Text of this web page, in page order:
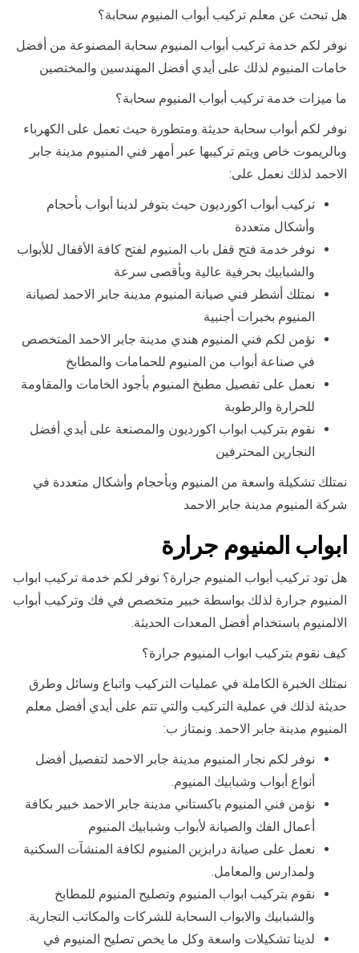
هل تبحث عن معلم تركيب أبواب المنيوم سحابة؟
نوفر لكم خدمة تركيب أبواب المنيوم سحابة المصنوعة من أفضل
خامات المنيوم لذلك على أيدي أفضل المهندسين والمختصين
ما ميزات خدمة تركيب أبواب المنيوم سحابة؟
نوفر لكم أبواب سحابة حديثة ومتطورة حيث تعمل على الكهرباء
وبالريموت خاص ويتم تركيبها عبر أمهر فني المنيوم مدينة جابر
الاحمد لذلك نعمل على:
تركيب أبواب اكورديون حيث يتوفر لدينا أبواب بأحجام
وأشكال متعددة
نوفر خدمة فتح قفل باب المنيوم لفتح كافة الأقفال للأبواب
والشبابيك بحرفية عالية وبأقصى سرعة
نمتلك أشطر فني صيانة المنيوم مدينة جابر الاحمد لصيانة
المنيوم بخبرات أجنبية
نؤمن لكم فني المنيوم هندي مدينة جابر الاحمد المتخصص
في صناعة أبواب من المنيوم للحمامات والمطابخ
نعمل على تفصيل مطبخ المنيوم بأجود الخامات والمقاومة
للحرارة والرطوبة
نقوم بتركيب ابواب اكورديون والمصنعة على أيدي أفضل
النجارين المحترفين
نمتلك تشكيلة واسعة من المنيوم وبأحجام وأشكال متعددة في
شركة المنيوم مدينة جابر الاحمد
ابواب المنيوم جرارة
هل تود تركيب أبواب المنيوم جرارة؟ نوفر لكم خدمة تركيب ابواب
المنيوم جرارة لذلك بواسطة خبير متخصص في فك وتركيب أبواب
الالمنيوم باستخدام أفضل المعدات الحديثة.
كيف نقوم بتركيب ابواب المنيوم جرارة؟
نمتلك الخبرة الكاملة في عمليات التركيب واتباع وسائل وطرق
حديثة لذلك في عملية التركيب والتي تتم على أيدي أفضل معلم
المنيوم مدينة جابر الاحمد. ونمتاز ب:
نوفر لكم نجار المنيوم مدينة جابر الاحمد لتفصيل أفضل
أنواع أبواب وشبابيك المنيوم.
نؤمن فني المنيوم باكستاني مدينة جابر الاحمد خبير بكافة
أعمال الفك والصيانة لأبواب وشبابيك المنيوم
نعمل على صيانة درابزين المنيوم لكافة المنشآت السكنية
ولمدارس والمعامل.
نقوم بتركيب ابواب المنيوم وتصليح المنيوم للمطابخ
والشبابيك والابواب السحابة للشركات والمكاتب التجارية.
لدينا تشكيلات واسعة وكل ما يخص تصليح المنيوم في